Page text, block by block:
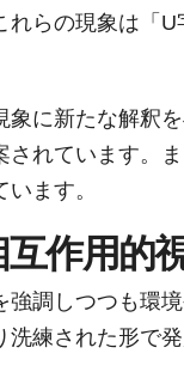
らの現象は「
に新たな解釈
れています。
ます。
作用的
調しつつも環
練された形で発